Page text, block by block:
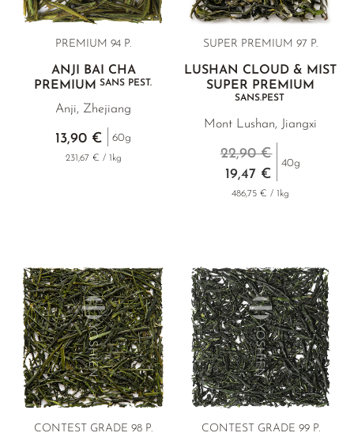
PREMIUM 94 P.
ANJI BAI CHA
PREMIUMSANS PEST.
Anji, Zhejiang
13,90 € 60g
231,67 € / 1kg
SUPER PREMIUM 97 P.
LUSHAN CLOUD & MIST
SUPER PREMIUM
SANS.PEST
Mont Lushan, Jiangxi
19,47 €
22,90 €
40g
486,75 € / 1kg
CONTEST GRADE 98 P. CONTEST GRADE 99 P.